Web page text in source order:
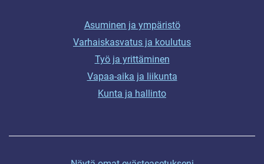
Asuminen ja ympäristö
Varhaiskasvatus ja koulutus
Työ ja yrittäminen
Vapaa-aika ja liikunta
Kunta ja hallinto